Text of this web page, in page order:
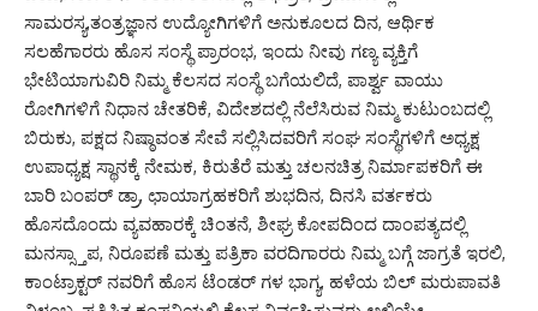
ಸಾಮರಸ್ಯ,ತಂತ್ರಜ್ಞಾನ ಉದ್ಯೋಗಿಗಳಿಗೆ ಅನುಕೂಲದ ದಿನ, ಆರ್ಥಿಕ
ಸಲಹೆಗಾರರು ಹೊಸ ಸಂಸ್ಥೆ ಪ್ರಾರಂಭ, ಇಂದು ನೀವು ಗಣ್ಯ ವ್ಯಕ್ತಿಗೆ
ಭೇಟಿಯಾಗುವಿರಿ ನಿಮ್ಮ ಕೆಲಸದ ಸಂಸ್ಥೆ ಬಗೆಯಲಿದೆ, ಪಾರ್ಶ್ವ ವಾಯು
ರೋಗಿಗಳಿಗೆ ನಿಧಾನ ಚೇತರಿಕೆ, ವಿದೇಶದಲ್ಲಿ ನೆಲೆಸಿರುವ ನಿಮ್ಮ ಕುಟುಂಬದಲ್ಲಿ
ಬಿರುಕು, ಪಕ್ಷದ ನಿಷ್ಠಾವಂತ ಸೇವೆ ಸಲ್ಲಿಸಿದವರಿಗೆ ಸಂಘ ಸಂಸ್ಥೆಗಳಿಗೆ ಅಧ್ಯಕ್ಷ
ಉಪಾಧ್ಯಕ್ಷ ಸ್ಥಾನಕ್ಕೆ ನೇಮಕ, ಕಿರುತೆರೆ ಮತ್ತು ಚಲನಚಿತ್ರ ನಿರ್ಮಾಪಕರಿಗೆ ಈ
ಬಾರಿ ಬಂಪರ್ ಡ್ರಾ, ಛಾಯಾಗ್ರಹಕರಿಗೆ ಶುಭದಿನ, ದಿನಸಿ ವರ್ತಕರು
ಹೊಸದೊಂದು ವ್ಯವಹಾರಕ್ಕೆ ಚಿಂತನೆ, ಶೀಘ್ರ ಕೋಪದಿಂದ ದಾಂಪತ್ಯದಲ್ಲಿ
ಮನಸ್ಸ್ತಾಪ, ನಿರೂಪಣೆ ಮತ್ತು ಪತ್ರಿಕಾ ವರದಿಗಾರರು ನಿಮ್ಮ ಬಗ್ಗೆ ಜಾಗ್ರತೆ ಇರಲಿ,
ಕಾಂಟ್ರಾಕ್ಟರ್ ನವರಿಗೆ ಹೊಸ ಟೆಂಡರ್ ಗಳ ಭಾಗ್ಯ, ಹಳೆಯ ಬಿಲ್ ಮರುಪಾವತಿ